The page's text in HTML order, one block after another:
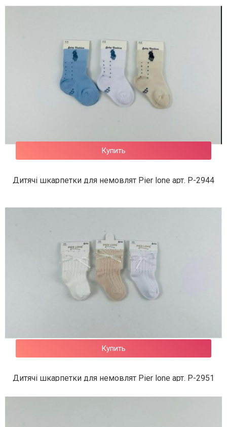
Купить
Дитячі шкарпетки для немовлят Pier lone арт. P-2944
67 грн.
Купить
Дитячі шкарпетки для немовлят Pier lone арт. P-2951